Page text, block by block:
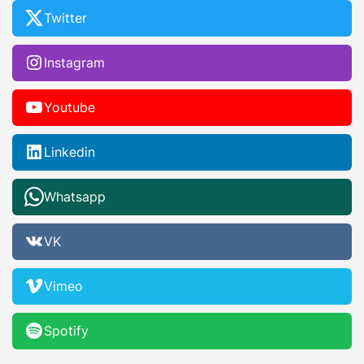
Twitter
Instagram
Youtube
Linkedin
Whatsapp
VK
Vimeo
Spotify